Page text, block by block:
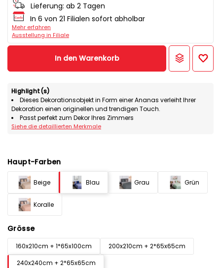
Lieferung: ab 2 Tagen
In 6 von 21 Filialen sofort abholbar
Mehr erfahren
Ausstellung in Filiale
In den Warenkorb
Highlight(s)
Dieses Dekorationsobjekt in Form einer Ananas verleiht Ihrer
Dekoration einen originellen und trendigen Touch.
Passt perfekt zum Dekor Ihres Zimmers
Siehe die detaillierten Merkmale
Haupt-Farben
Beige Blau Grau Grün
Koralle
Grösse
160x210cm + 1*65x100cm
200x210cm + 2*65x65cm
240x240cm + 2*65x65cm